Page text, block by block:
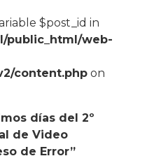
$post_id in
public_html/web-
content.phpon
días del 2º
de Video
de Error”